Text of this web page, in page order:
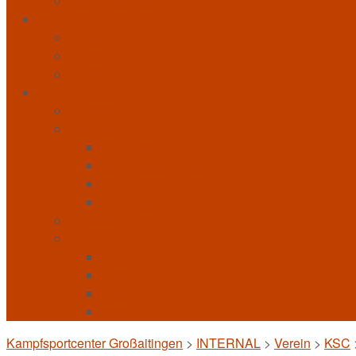
Kampfsportcenter Großaitingen > INTERNAL > Verein > KSC